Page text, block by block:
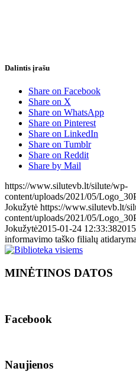
Dalintis įrašu
Share on Facebook
Share on X
Share on WhatsApp
Share on Pinterest
Share on LinkedIn
Share on Tumblr
Share on Reddit
Share by Mail
https://www.silutevb.lt/silute/wp-
content/uploads/2021/05/
Jokužytė https://www.silutevb.lt/
content/uploads/2021/05/
Jokužytė2015-01-24 12:33:38
informavimo taško filialų
MINĖTINOS DATOS
Facebook
Naujienos